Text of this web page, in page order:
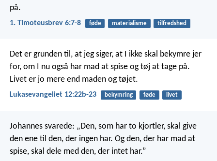
på.
1. Timoteusbrev 6:7-8 føde materialisme tilfredshed
Det er grunden til, at jeg siger, at I ikke skal bekymre jer
for, om I nu også har mad at spise og tøj at tage på.
Livet er jo mere end maden og tøjet.
Lukasevangeliet 12:22b-23 bekymring føde livet
Johannes svarede: „Den, som har to kjortler, skal give
den ene til den, der ingen har. Og den, der har mad at
spise, skal dele med den, der intet har.”